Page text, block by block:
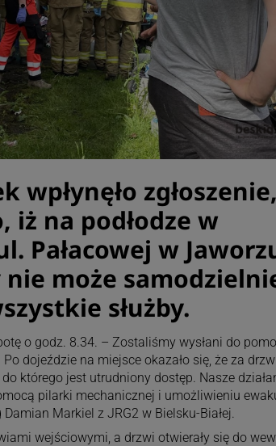
wpłynęło
iż na podłodze w
Pałacowej w
może
służby.
o godz. 8.34. – Zostaliśmy wysłani do
dojeździe na miejsce okazało się, że za
którego jest utrudniony dostęp. Nasze
pilarki mechanicznej i umożliwieniu
Markiel z JRG2 w Bielsku-Białej.
wejściowymi, a drzwi otwierały się do